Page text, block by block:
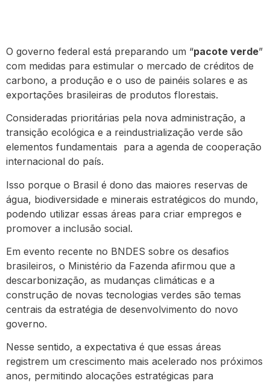
O governo federal está preparando um “pacote verde”
com medidas para estimular o mercado de créditos de
carbono, a produção e o uso de painéis solares e as
exportações brasileiras de produtos florestais.
Consideradas prioritárias pela nova administração, a
transição ecológica e a reindustrialização verde são
elementos fundamentais para a agenda de cooperação
internacional do país.
Isso porque o Brasil é dono das maiores reservas de
água, biodiversidade e minerais estratégicos do mundo,
podendo utilizar essas áreas para criar empregos e
promover a inclusão social.
Em evento recente no BNDES sobre os desafios
brasileiros, o Ministério da Fazenda afirmou que a
descarbonização, as mudanças climáticas e a
construção de novas tecnologias verdes são temas
centrais da estratégia de desenvolvimento do novo
governo.
Nesse sentido, a expectativa é que essas áreas
registrem um crescimento mais acelerado nos próximos
anos, permitindo alocações estratégicas para